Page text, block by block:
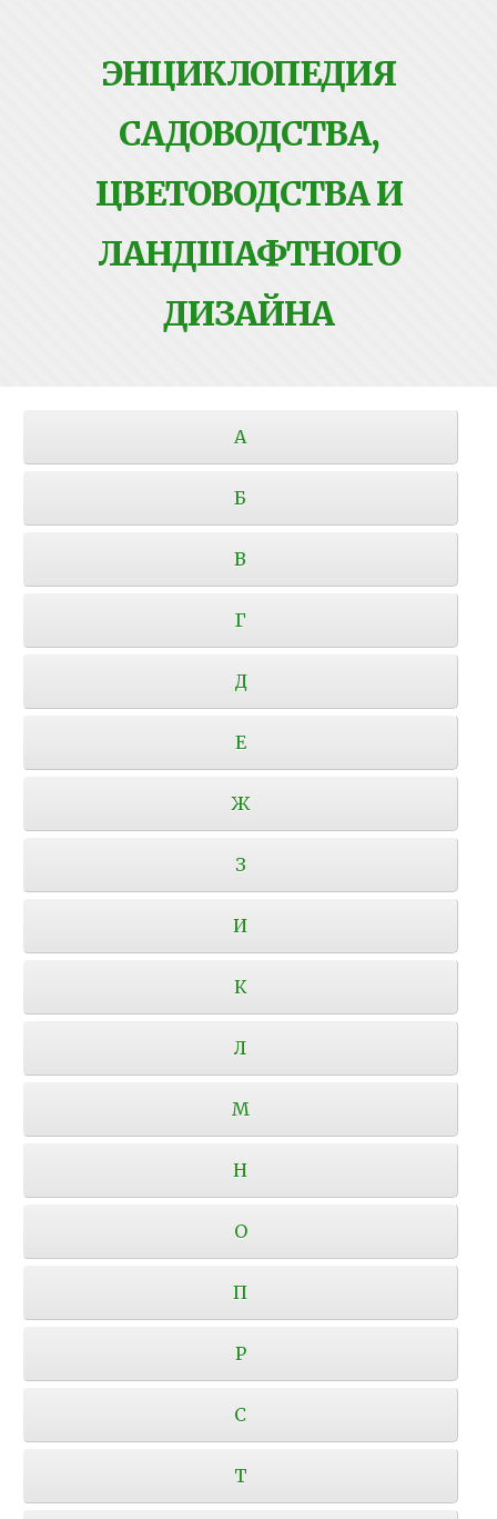
ЭНЦИКЛОПЕДИЯ
САДОВОДСТВА,
ЦВЕТОВОДСТВА И
ЛАНДШАФТНОГО
ДИЗАЙНА
А
Б
В
Г
Д
Е
Ж
З
И
К
Л
М
Н
О
П
Р
С
Т